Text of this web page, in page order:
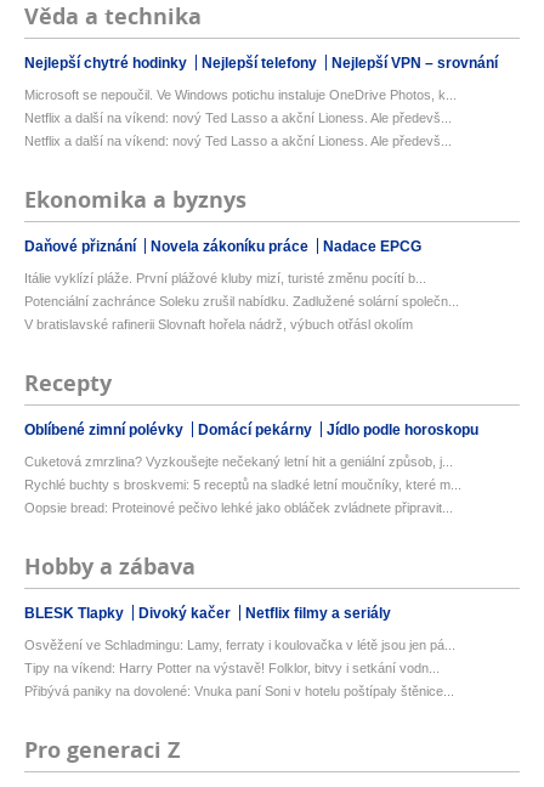
Věda a technika
Nejlepší chytré hodinky Nejlepší telefony Nejlepší VPN – srovnání
Microsoft se nepoučil. Ve Windows potichu instaluje OneDrive Photos, k...
Netflix a další na víkend: nový Ted Lasso a akční Lioness. Ale předevš...
Netflix a další na víkend: nový Ted Lasso a akční Lioness. Ale předevš...
Ekonomika a byznys
Daňové přiznání Novela zákoníku práce Nadace EPCG
Itálie vyklízí pláže. První plážové kluby mizí, turisté změnu pocítí b...
Potenciální zachránce Soleku zrušil nabídku. Zadlužené solární společn...
V bratislavské rafinerii Slovnaft hořela nádrž, výbuch otřásl okolím
Recepty
Oblíbené zimní polévky Domácí pekárny Jídlo podle horoskopu
Cuketová zmrzlina? Vyzkoušejte nečekaný letní hit a geniální způsob, j...
Rychlé buchty s broskvemi: 5 receptů na sladké letní moučníky, které m...
Oopsie bread: Proteinové pečivo lehké jako obláček zvládnete připravit...
Hobby a zábava
BLESK Tlapky Divoký kačer Netflix filmy a seriály
Osvěžení ve Schladmingu: Lamy, ferraty i koulovačka v létě jsou jen pá...
Tipy na víkend: Harry Potter na výstavě! Folklor, bitvy i setkání vodn...
Přibývá paniky na dovolené: Vnuka paní Soni v hotelu poštípaly štěnice...
Pro generaci Z